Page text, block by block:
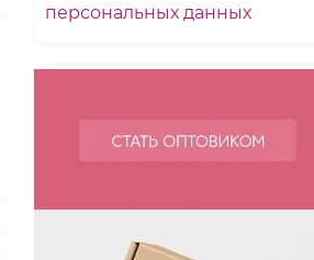
персональных данных